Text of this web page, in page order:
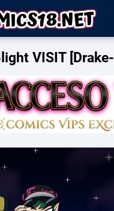
VISIT